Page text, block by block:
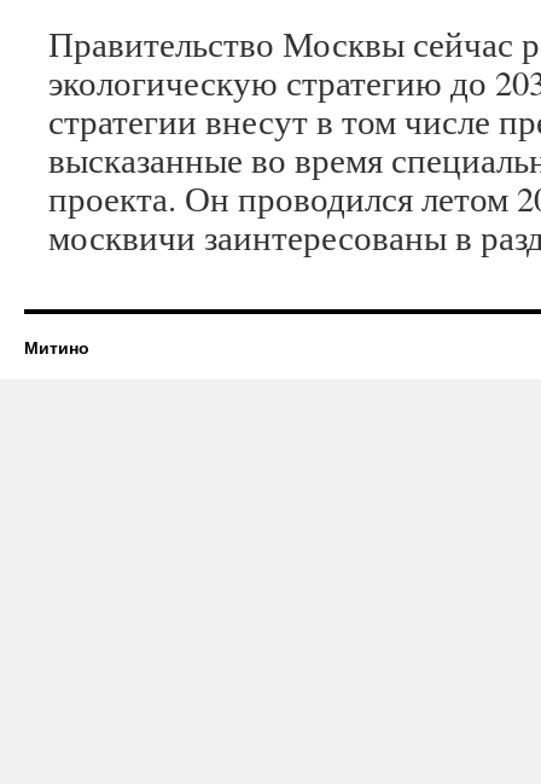
Правительство Москвы сейчас
экологическую стратегию до
стратегии внесут в том числе
высказанные во время
проекта. Он проводился летом
москвичи заинтересованы в
Митино